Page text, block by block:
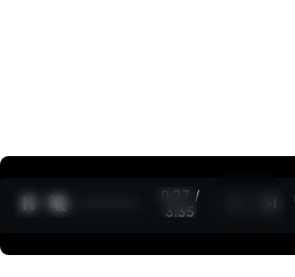
0:28 /
3:35